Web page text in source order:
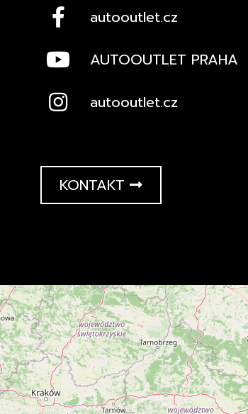
autooutlet.cz
AUTOOUTLET PRAHA
autooutlet.cz
KONTAKT